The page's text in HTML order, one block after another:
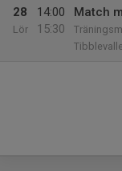
28
Lör
14:00
15:30
Match